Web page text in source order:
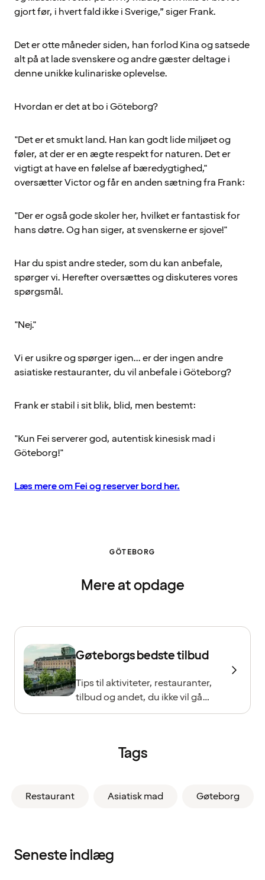
gjort før, i hvert fald ikke i Sverige,” siger Frank.
Det er otte måneder siden, han forlod Kina og satsede
alt på at lade svenskere og andre gæster deltage i
denne unikke kulinariske oplevelse.
Hvordan er det at bo i Göteborg?
"Det er et smukt land. Han kan godt lide miljøet og
føler, at der er en ægte respekt for naturen. Det er
vigtigt at have en følelse af bæredygtighed,"
oversætter Victor og får en anden sætning fra Frank:
"Der er også gode skoler her, hvilket er fantastisk for
hans døtre. Og han siger, at svenskerne er sjove!"
Har du spist andre steder, som du kan anbefale,
spørger vi. Herefter oversættes og diskuteres vores
spørgsmål.
"Nej."
Vi er usikre og spørger igen... er der ingen andre
asiatiske restauranter, du vil anbefale i Göteborg?
Frank er stabil i sit blik, blid, men bestemt:
"Kun Fei serverer god, autentisk kinesisk mad i
Göteborg!"
Læs mere om Fei og reserver bord her.
GÖTEBORG
Mere at opdage
Gøteborgs bedste tilbud
Tips til aktiviteter, restauranter,
tilbud og andet, du ikke vil gå
glip af!
Tags
Restaurant Asiatisk mad Gøteborg
Seneste indlæg